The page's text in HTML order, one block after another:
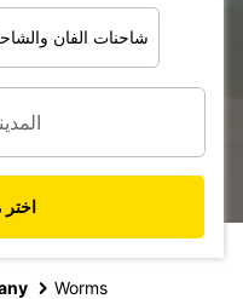
شاحنات الفان
اختر
Worms